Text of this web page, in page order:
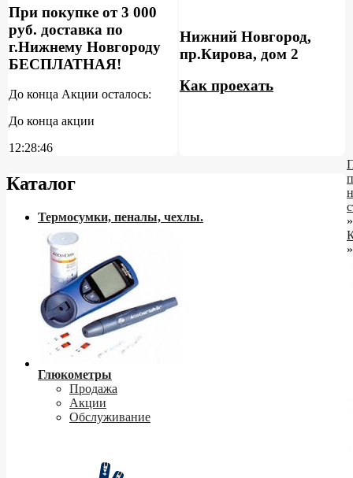
При покупке от 3 000
руб. доставка по
г.Нижнему Новгороду
БЕСПЛАТНАЯ!
До конца Акции осталось:
До конца акции
12:28:46
Нижний Новгород,
пр.Кирова, дом 2
Как проехать
Каталог
Термосумки, пеналы, чехлы.
Глюкометры
Продажа
Акции
Обслуживание
»
»